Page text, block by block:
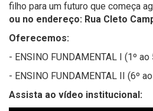
filho para um futuro que começa
ou no endereço: Rua Cleto
Oferecemos:
- ENSINO FUNDAMENTAL I (1º ao
- ENSINO FUNDAMENTAL II (6º
Assista ao vídeo institucional: